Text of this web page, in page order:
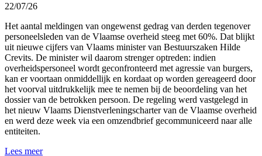
22/07/26
Het aantal meldingen van ongewenst gedrag van derden tegenover
personeelsleden van de Vlaamse overheid steeg met 60%. Dat blijkt
uit nieuwe cijfers van Vlaams minister van Bestuurszaken Hilde
Crevits. De minister wil daarom strenger optreden: indien
overheidspersoneel wordt geconfronteerd met agressie van burgers,
kan er voortaan onmiddellijk en kordaat op worden gereageerd door
het voorval uitdrukkelijk mee te nemen bij de beoordeling van het
dossier van de betrokken persoon. De regeling werd vastgelegd in
het nieuw Vlaams Dienstverleningscharter van de Vlaamse overheid
en werd deze week via een omzendbrief gecommuniceerd naar alle
entiteiten.
Lees meer